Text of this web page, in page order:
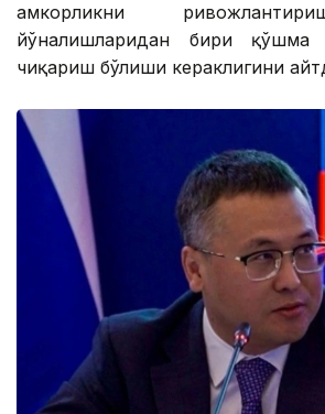
ҳамкорликни
йўналишларидан бири қўшма
чиқариш бўлиши кераклигини